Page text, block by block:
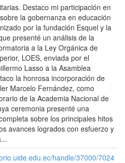
Destaco mi participación en
la gobernanza en educación
por la fundación Esquel y la
presenté un análisis de la
a la Ley Orgánica de
LOES, enviada por el
Lasso a la Asamblea
la honrosa incorporación de
Marcelo Fernández, como
de la Academia Nacional de
ceremonia presenté una
sobre los principales hitos
avances logrados con esfuerzo y
handle/37000/7024